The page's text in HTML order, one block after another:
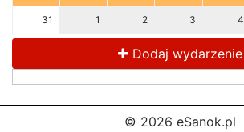
31 1 2 3 4
Dodaj wydarzenie
© 2026 eSanok.pl